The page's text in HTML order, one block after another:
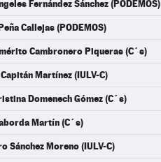
Fernández Sánchez (PODEMOS)
Callejas (PODEMOS)
Cambronero Piqueras (C´s)
Martínez (IULV-C)
Domenech Gómez (C´s)
Martín (C´s)
Sánchez Moreno (IULV-C)